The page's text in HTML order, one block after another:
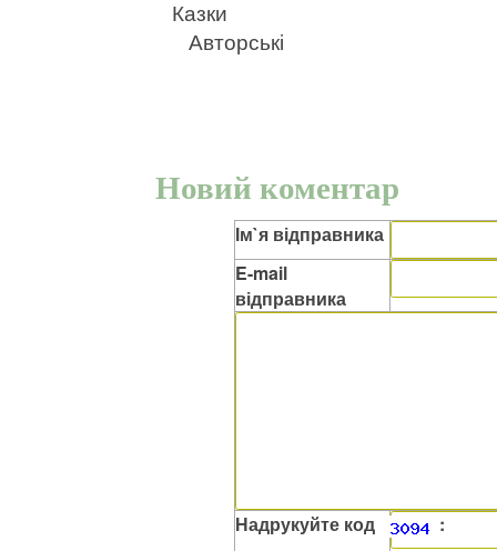
Казки
Авторські
Новий коментар
Ім`я відправника
E-mail
відправника
Надрукуйте код :